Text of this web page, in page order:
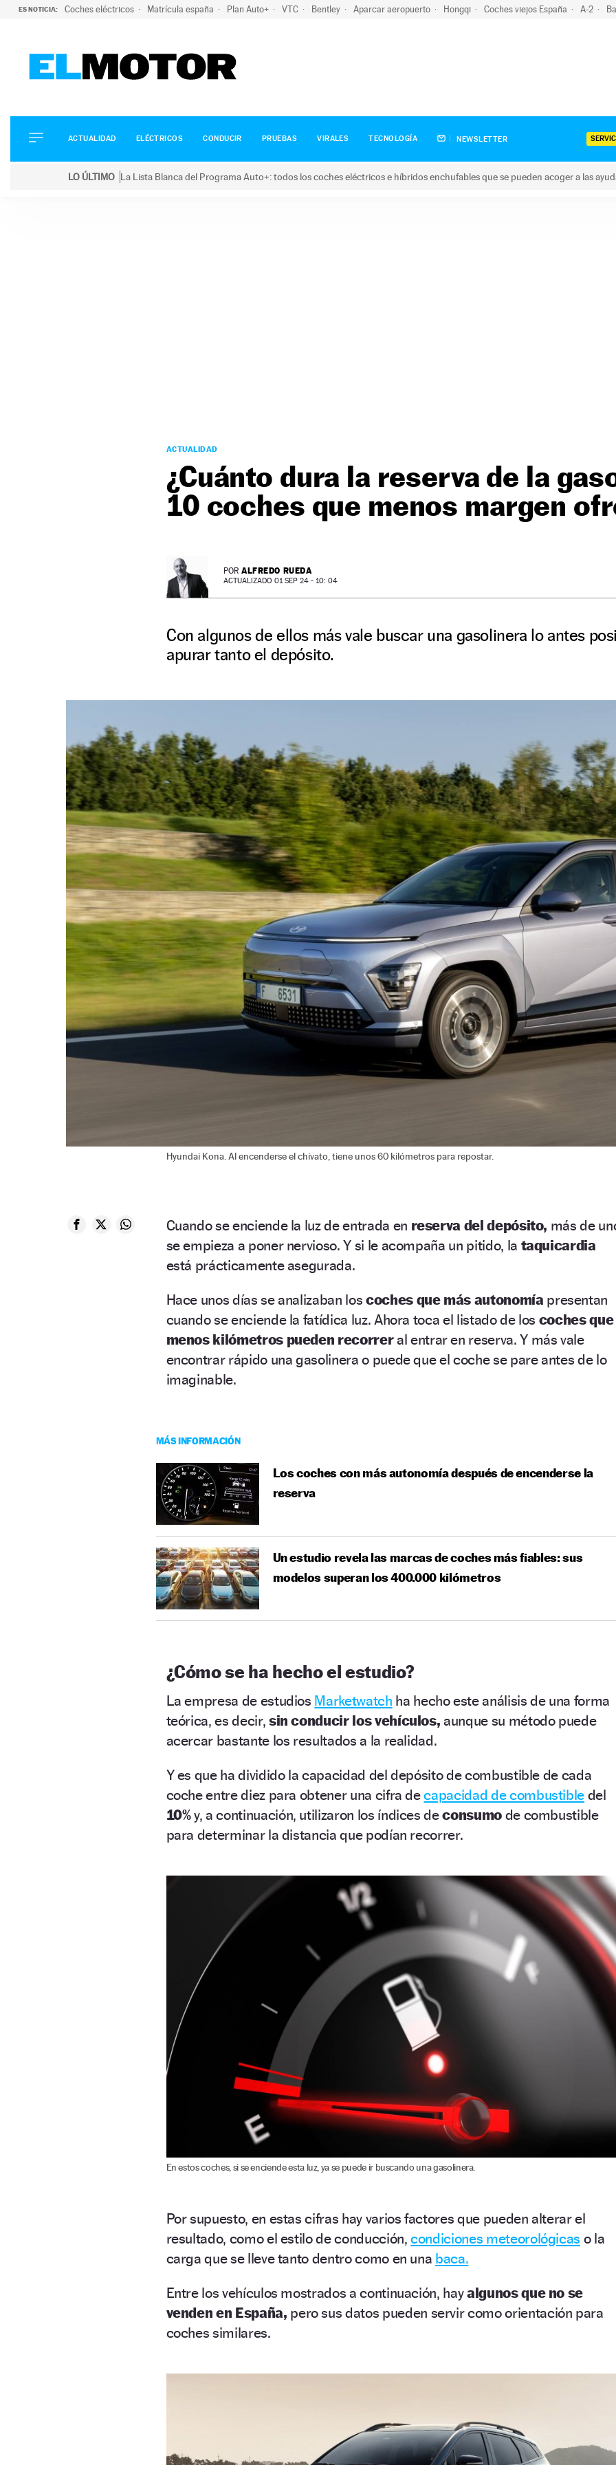
ES NOTICIA: Coches eléctricos Matrícula españa Plan Auto+ VTC Bentley Aparcar aeropuerto Hongqi Coches viejos España A-2
ELÉCTRICOS
CONDUCIR
ACTUALIDAD ELÉCTRICOS CONDUCIR PRUEBAS VIRALES TECNOLOGÍA NEWSLETTER
LO ÚLTIMO La Lista Blanca del Programa Auto+: todos los coches eléctricos e híbridos enchufables que se pueden acoger a las
ACTUALIDAD
¿Cuánto dura la reserva de la
10 coches que menos margen
POR ALFREDO RUEDA
ACTUALIZADO 01 SEP 24 - 10: 04
Con algunos de ellos más vale buscar una gasolinera lo antes
apurar tanto el depósito.
Hyundai Kona. Al encenderse el chivato, tiene unos 60 kilómetros para repostar.
Cuando se enciende la luz de entrada en reserva del depósito, más de
se empieza a poner nervioso. Y si le acompaña un pitido, la taquicardia
está prácticamente asegurada.
Hace unos días se analizaban los coches que más autonomía presentan
cuando se enciende la fatídica luz. Ahora toca el listado de los coches que
menos kilómetros pueden recorreral entrar en reserva. Y más vale
encontrar rápido una gasolinera o puede que el coche se pare antes de lo
imaginable.
MÁS INFORMACIÓN
Los coches con más autonomía después de encenderse la
reserva
Un estudio revela las marcas de coches más fiables: sus
modelos superan los 400.000 kilómetros
¿Cómo se ha hecho el estudio?
La empresa de estudios Marketwatch ha hecho este análisis de una forma
teórica, es decir, sin conducir los vehículos, aunque su método puede
acercar bastante los resultados a la realidad.
Y es que ha dividido la capacidad del depósito de combustible de cada
coche entre diez para obtener una cifra decapacidad de combustible del
10%y, a continuación, utilizaron los índices deconsumo de combustible
para determinar la distancia que podían recorrer.
En estos coches, si se enciende esta luz, ya se puede ir buscando una gasolinera.
Por supuesto, en estas cifras hay varios factores que pueden alterar el
resultado, como el estilo de conducción,condiciones meteorológicas o la
carga que se lleve tanto dentro como en una baca.
Entre los vehículos mostrados a continuación, hayalgunos que no se
venden en España, pero sus datos pueden servir como orientación para
coches similares.